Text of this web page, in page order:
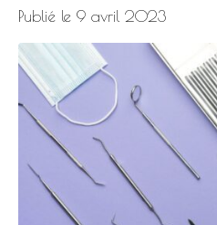
Publié le 9 avril 2023